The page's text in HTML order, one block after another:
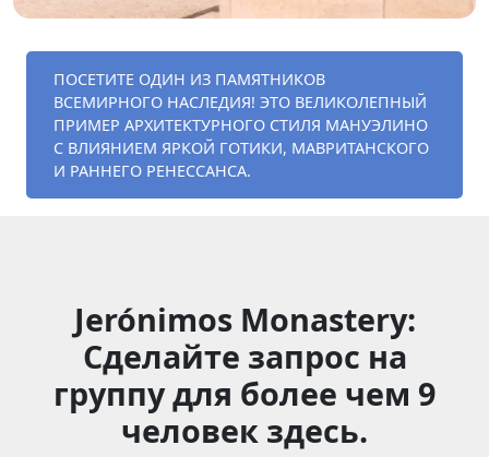
ПОСЕТИТЕ ОДИН ИЗ ПАМЯТНИКОВ
ВСЕМИРНОГО НАСЛЕДИЯ! ЭТО ВЕЛИКОЛЕПНЫЙ
ПРИМЕР АРХИТЕКТУРНОГО СТИЛЯ МАНУЭЛИНО
С ВЛИЯНИЕМ ЯРКОЙ ГОТИКИ, МАВРИТАНСКОГО
И РАННЕГО РЕНЕССАНСА.
Jerónimos Monastery:
Сделайте запрос на
группу для более чем 9
человек здесь.